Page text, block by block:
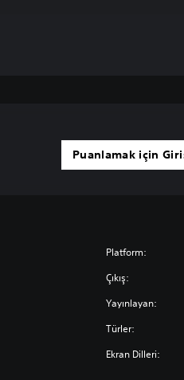
Puanlamak için
Platform:
Çıkış:
Yayınlayan:
Türler:
Ekran Dilleri: